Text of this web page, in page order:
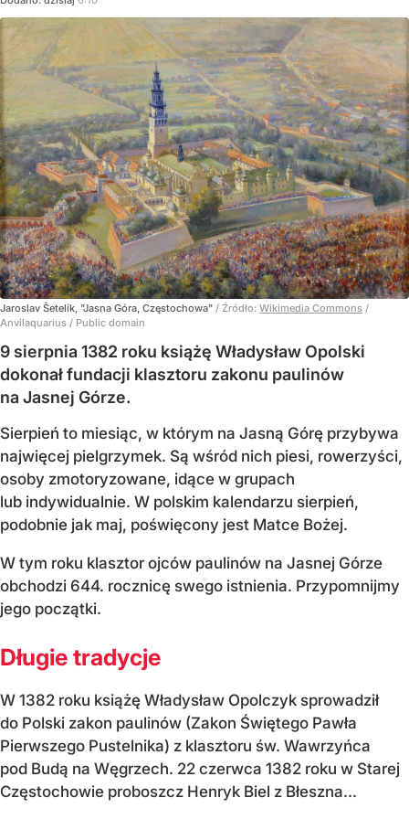
Jaroslav Šetelík, "Jasna Góra, Częstochowa" / Źródło: Wikimedia Commons /
Anvilaquarius / Public domain
9 sierpnia 1382 roku książę Władysław Opolski
dokonał fundacji klasztoru zakonu paulinów
na Jasnej Górze.
Sierpień to miesiąc, w którym na Jasną Górę przybywa
najwięcej pielgrzymek. Są wśród nich piesi, rowerzyści,
osoby zmotoryzowane, idące w grupach
lub indywidualnie. W polskim kalendarzu sierpień,
podobnie jak maj, poświęcony jest Matce Bożej.
W tym roku klasztor ojców paulinów na Jasnej Górze
obchodzi 644. rocznicę swego istnienia. Przypomnijmy
jego początki.
Długie tradycje
W 1382 roku książę Władysław Opolczyk sprowadził
do Polski zakon paulinów (Zakon Świętego Pawła
Pierwszego Pustelnika) z klasztoru św. Wawrzyńca
pod Budą na Węgrzech. 22 czerwca 1382 roku w Starej
Częstochowie proboszcz Henryk Biel z Błeszna...